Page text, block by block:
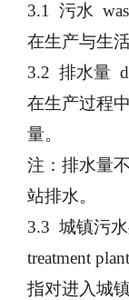
3.1 污水
在生产与生
3.2 排水量
在生产过程
量。
注：排水量
站排水。
3.3 城镇污水
treatment plant
指对进入城